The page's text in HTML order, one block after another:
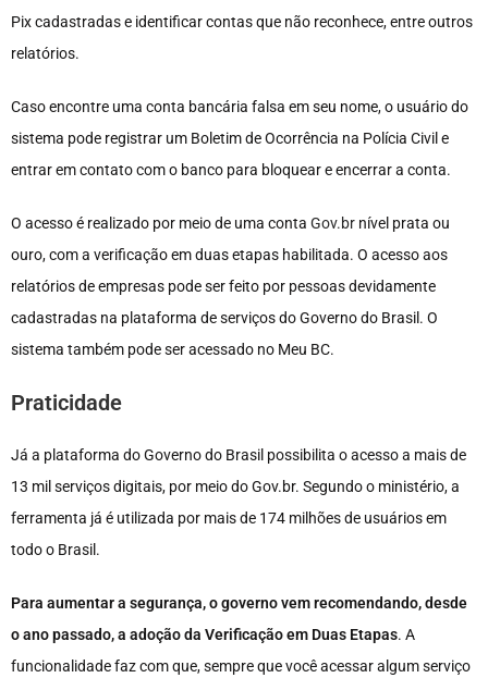
Pix cadastradas e identificar contas que não reconhece, entre outros
relatórios.
Caso encontre uma conta bancária falsa em seu nome, o usuário do
sistema pode registrar um Boletim de Ocorrência na Polícia Civil e
entrar em contato com o banco para bloquear e encerrar a conta.
O acesso é realizado por meio de uma conta Gov.br nível prata ou
ouro, com a verificação em duas etapas habilitada. O acesso aos
relatórios de empresas pode ser feito por pessoas devidamente
cadastradas na plataforma de serviços do Governo do Brasil. O
sistema também pode ser acessado no Meu BC.
Praticidade
Já a plataforma do Governo do Brasil possibilita o acesso a mais de
13 mil serviços digitais, por meio do Gov.br. Segundo o ministério, a
ferramenta já é utilizada por mais de 174 milhões de usuários em
todo o Brasil.
Para aumentar a segurança, o governo vem recomendando, desde
o ano passado, a adoção da Verificação em Duas Etapas. A
funcionalidade faz com que, sempre que você acessar algum serviço